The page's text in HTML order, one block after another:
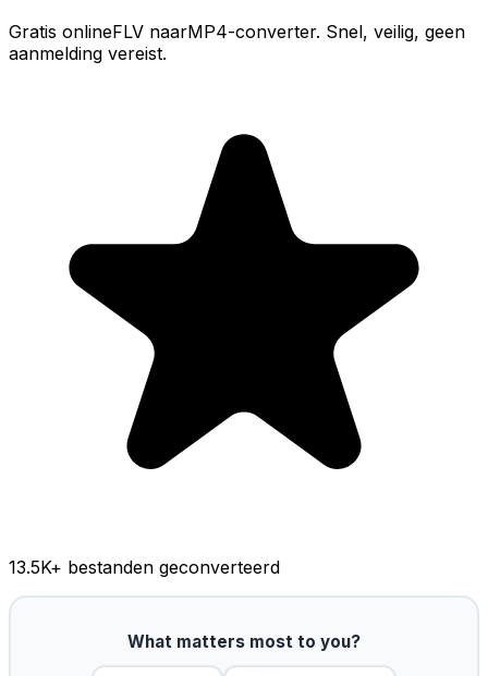
Gratis onlineFLV naarMP4-converter. Snel, veilig, geen
aanmelding vereist.
13.5K+ bestanden geconverteerd
What matters most to you?